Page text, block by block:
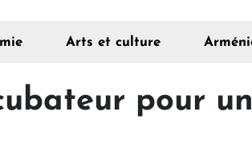
Arts et culture
pour